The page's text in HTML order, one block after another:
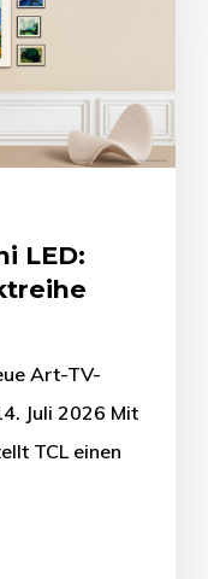
LED:
Art-TV-
Juli 2026 Mit
TCL einen